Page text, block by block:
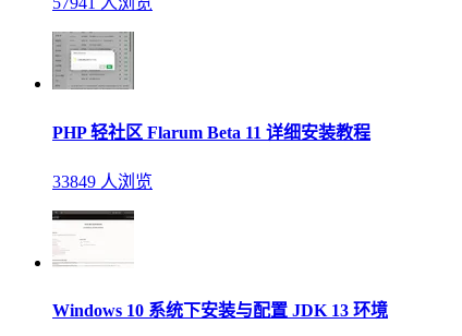
PHP 轻社区 Flarum Beta 11 详细安装教程
33849 人浏览
Windows 10 系统下安装与配置 JDK 13 环境